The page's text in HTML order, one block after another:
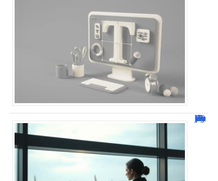
Combien de jour pour un décès d’un parent à l’étranger ?